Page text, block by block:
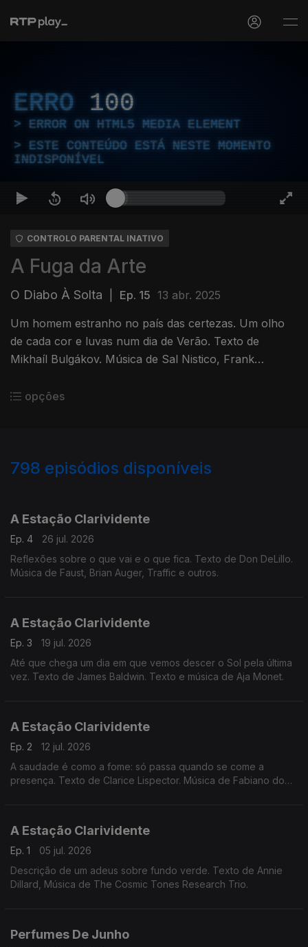
ERRO 100
ERROR ON HTML5 MEDIA ELEMENT
ESTE CONTEÚDO ESTÁ NESTE MOMENTO
INDISPONÍVEL
CONTROLO PARENTAL INATIVO
A Fuga da Arte
O Diabo À Solta Ep. 15 13 abr. 2025
Um homem estranho no país das certezas. Um olho
de cada cor e luvas num dia de Verão. Texto de
Mikhaíl Bulgákov. Música de Sal Nistico, Frank
opções
798 episódios disponíveis
A Estação Clarividente
Ep. 4
26 jul. 2026
Reflexões sobre o que vai e o que fica. Texto de Don DeLillo.
Música de Faust, Brian Auger, Traffic e outros.
A Estação Clarividente
Ep. 3
19 jul. 2026
Até que chega um dia em que vemos descer o Sol pela última
vez. Texto de James Baldwin. Texto e música de Aja Monet.
A Estação Clarividente
Ep. 2
12 jul. 2026
A saudade é como a fome: só passa quando se come a
presença. Texto de Clarice Lispector. Música de Fabiano do
A Estação Clarividente
Ep. 1
05 jul. 2026
Descrição de um adeus sobre fundo verde. Texto de Annie
Dillard, Música de The Cosmic Tones Research Trio.
Perfumes De Junho